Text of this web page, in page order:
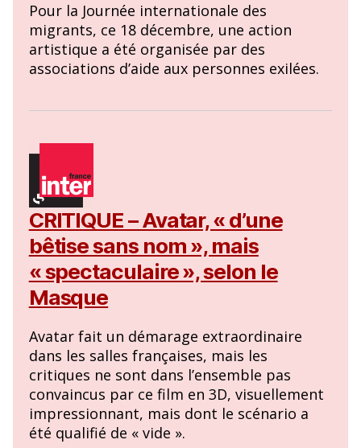
Pour la Journée internationale des
migrants, ce 18 décembre, une action
artistique a été organisée par des
associations d’aide aux personnes exilées.
CRITIQUE – Avatar, « d’une
bêtise sans nom », mais
« spectaculaire », selon le
Masque
Avatar fait un démarage extraordinaire
dans les salles françaises, mais les
critiques ne sont dans l’ensemble pas
convaincus par ce film en 3D, visuellement
impressionnant, mais dont le scénario a
été qualifié de « vide ».